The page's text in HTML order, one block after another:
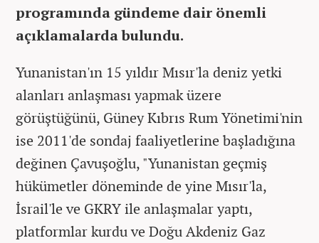
programında gündeme dair önemli
açıklamalarda bulundu.
Yunanistan'ın 15 yıldır Mısır'la deniz yetki
alanları anlaşması yapmak üzere
görüştüğünü, Güney Kıbrıs Rum Yönetimi'nin
ise 2011'de sondaj faaliyetlerine başladığına
değinen Çavuşoğlu, "Yunanistan geçmiş
hükümetler döneminde de yine Mısır'la,
İsrail'le ve GKRY ile anlaşmalar yaptı,
platformlar kurdu ve Doğu Akdeniz Gaz